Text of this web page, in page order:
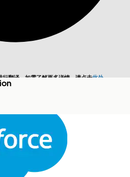
行翻译。如需了解更多详情，请点击此处